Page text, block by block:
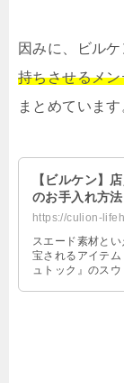
因みに、ビル
持ちさせるメ
まとめています
【ビルケン】
のお手入れ方法
https://culion-
スエード素材と
宝されるアイテ
ュトック』のス